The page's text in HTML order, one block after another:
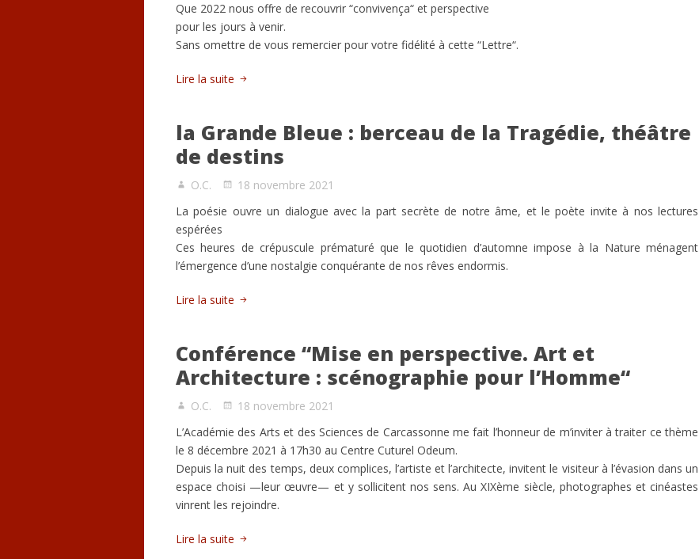
Que 2022 nous offre de recouvrir “convivença“ et perspective
pour les jours à venir.
Sans omettre de vous remercier pour votre fidélité à cette “Lettre“.
Lire la suite
la Grande Bleue : berceau de la Tragédie, théâtre
de destins
O.C.
18 novembre 2021
La poésie ouvre un dialogue avec la part secrète de notre âme, et le poète invite à nos lectures
espérées
Ces heures de crépuscule prématuré que le quotidien d’automne impose à la Nature ménagent
l’émergence d’une nostalgie conquérante de nos rêves endormis.
Lire la suite
Conférence “Mise en perspective. Art et
Architecture : scénographie pour l’Homme“
O.C.
18 novembre 2021
L’Académie des Arts et des Sciences de Carcassonne me fait l’honneur de m’inviter à traiter ce thème
le 8 décembre 2021 à 17h30 au Centre Cuturel Odeum.
Depuis la nuit des temps, deux complices, l’artiste et l’architecte, invitent le visiteur à l’évasion dans un
espace choisi —leur œuvre— et y sollicitent nos sens. Au XIXème siècle, photographes et cinéastes
vinrent les rejoindre.
Lire la suite